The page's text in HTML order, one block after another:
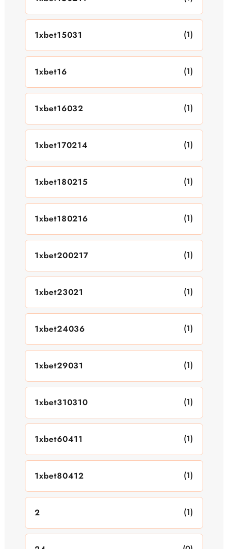
1xbet15031 (1)
1xbet16 (1)
1xbet16032 (1)
1xbet170214 (1)
1xbet180215 (1)
1xbet180216 (1)
1xbet200217 (1)
1xbet23021 (1)
1xbet24036 (1)
1xbet29031 (1)
1xbet310310 (1)
1xbet60411 (1)
1xbet80412 (1)
2 (1)